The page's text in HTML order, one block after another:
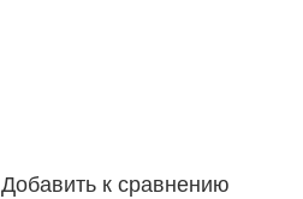
Добавить к сравнению